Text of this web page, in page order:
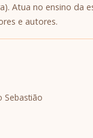
Atua no ensino da
e autores.
Sebastião